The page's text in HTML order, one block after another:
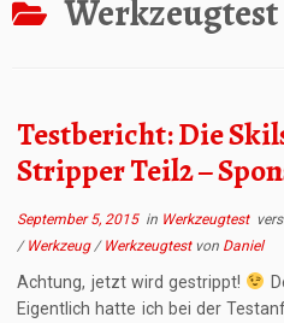
Werkzeugtest
Testbericht: Die
Stripper Teil2 –
September 5, 2015in Werkzeugtest
/ Werkzeug/ Werkzeugtest von Daniel
Achtung, jetzt wird gestrippt!
Eigentlich hatte ich bei der